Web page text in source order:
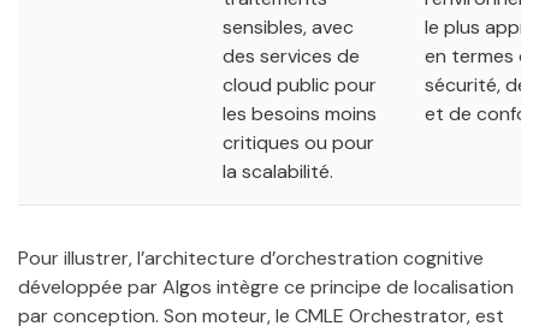
sensibles, avec
des services de
cloud public pour
les besoins moins
critiques ou pour
la scalabilité.
le plus
en termes
sécurité, de
et de
Pour illustrer, l’architecture d’orchestration cognitive
développée par Algos intègre ce principe de localisation
par conception. Son moteur, le CMLE Orchestrator, est